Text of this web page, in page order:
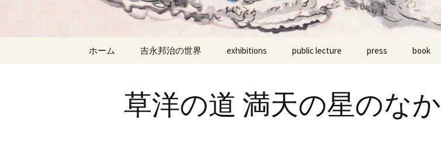
キ
ッ
プ
ホーム 吉永邦治の世界 exhibitions public lecture press book
草洋の道 満天の星のなか